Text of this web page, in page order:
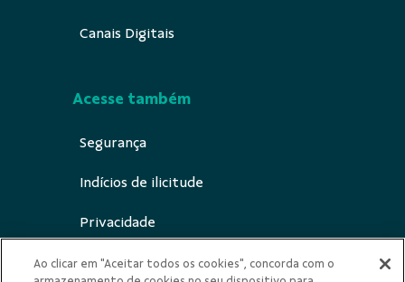
Canais Digitais
Acesse também
Segurança
Indícios de ilicitude
Privacidade
Canal de notificação ECA Digital
Ao clicar em "Aceitar todos os cookies", concorda com o